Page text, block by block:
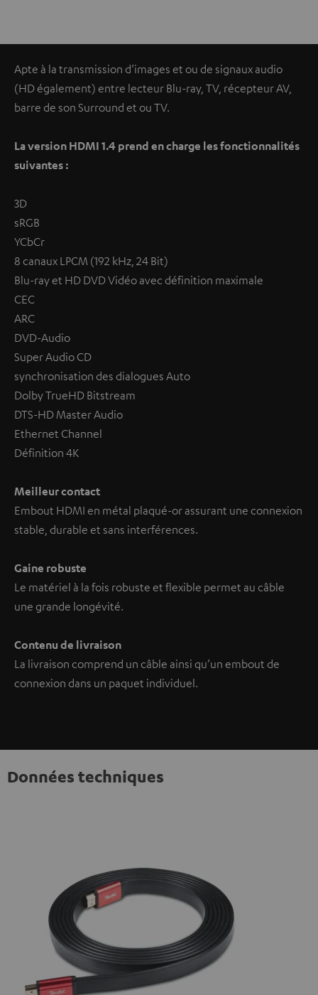
Apte à la transmission d’images et ou de signaux audio
(HD également) entre lecteur Blu-ray, TV, récepteur AV,
barre de son Surround et ou TV.
La version HDMI 1.4 prend en charge les fonctionnalités
suivantes :
3D
sRGB
YCbCr
8 canaux LPCM (192 kHz, 24 Bit)
Blu-ray et HD DVD Vidéo avec définition maximale
CEC
ARC
DVD-Audio
Super Audio CD
synchronisation des dialogues Auto
Dolby TrueHD Bitstream
DTS-HD Master Audio
Ethernet Channel
Définition 4K
Meilleur contact
Embout HDMI en métal plaqué-or assurant une connexion
stable, durable et sans interférences.
Gaine robuste
Le matériel à la fois robuste et flexible permet au câble
une grande longévité.
Contenu de livraison
La livraison comprend un câble ainsi qu’un embout de
connexion dans un paquet individuel.
Données techniques